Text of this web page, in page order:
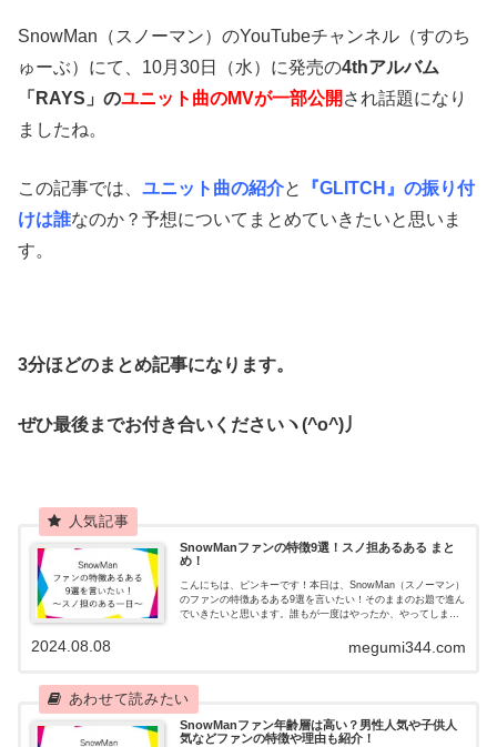
SnowMan（スノーマン）のYouTubeチャンネル（すのち
ゅーぶ）にて、 10月30日（水）に発売の4thアルバム
「RAYS」のユニット曲のMVが一部公開 され話題になり
ましたね。
この記事では、 ユニット曲の紹介と
『GLITCH』の振り付
けは誰なのか？予想についてまとめていきたいと思いま
す。
3分ほどのまとめ記事になります。
ぜひ最後までお付き合いくださいヽ(^o^)丿
SnowManファンの特徴9選！スノ担あるある まと
め！
こんにちは、ピンキーです！本日は、SnowMan（スノーマン）
のファンの特徴あるある9選を言いたい！そのままのお題で進ん
でいきたいと思います。誰もが一度はやったか、やってしまい
megumi344.com
2024.08.08
SnowManファン年齢層は高い？男性人気や子供人
気などファンの特徴や理由も紹介！